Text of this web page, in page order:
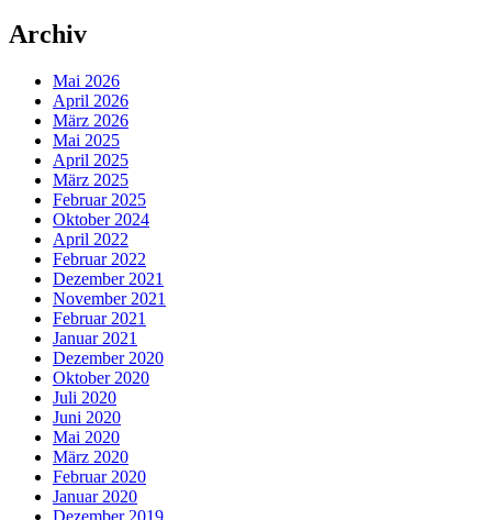
Archiv
Mai 2026
April 2026
März 2026
Mai 2025
April 2025
März 2025
Februar 2025
Oktober 2024
April 2022
Februar 2022
Dezember 2021
November 2021
Februar 2021
Januar 2021
Dezember 2020
Oktober 2020
Juli 2020
Juni 2020
Mai 2020
März 2020
Februar 2020
Januar 2020